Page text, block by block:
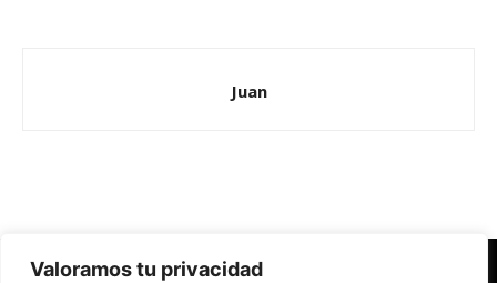
Valoramos tu privacidad
Juan